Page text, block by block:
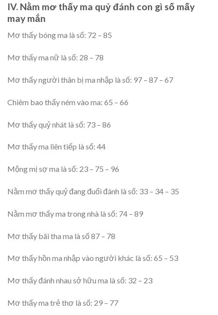
IV. Nằm mơ thấy ma quỷ đánh con gì số mấy
may mắn
Mơ thấy bóng ma là số: 72 – 85
Mơ thấy ma nữ là số: 28 – 78
Mơ thấy người thân bị ma nhập là số: 97 – 87 – 67
Chiêm bao thấy ném vào ma: 65 – 66
Mơ thấy quỷ nhát là số: 73 – 86
Mơ thấy ma liên tiếp là số: 44
Mộng mị sợ ma là số: 23 – 75 – 96
Nằm mơ thấy quỷ đang đuổi đánh là số: 33 – 34 – 35
Nằm mơ thấy ma trong nhà là số: 74 – 89
Mơ thấy bãi tha ma là số 87 – 78
Mơ thấy hồn ma nhập vào người khác là số: 65 – 53
Mơ thấy đánh nhau sở hữu ma là số: 32 – 23
Mơ thấy ma trẻ thơ là số: 29 – 77